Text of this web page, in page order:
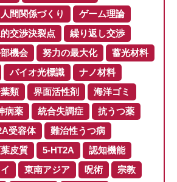
人間関係づくり
ゲーム理論
交渉決裂点
繰り返し交渉
機会 努力の最大化
蓄光材料
バイオ光標識
ナノ材料
類 界面活性剤
海洋ゴミ
病薬 統合失調症
抗うつ薬
受容体
難治性うつ病
皮質 5-HT2A
認知機能
東南アジア 呪術
宗教